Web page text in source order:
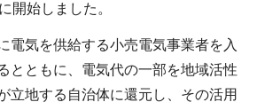
開始しました。
電気を供給する小売電気事業者を入
とともに、電気代の一部を地域活性
立地する自治体に還元し、その活用